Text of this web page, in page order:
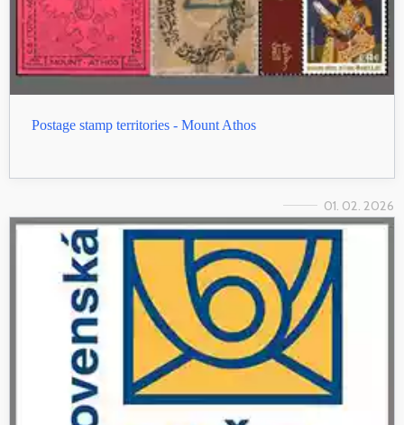
Postage stamp territories - Mount Athos
01. 02. 2026